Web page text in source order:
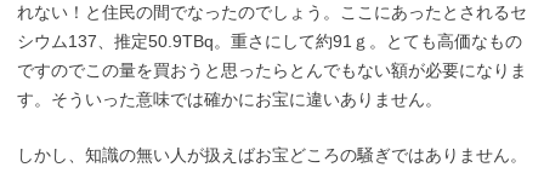
れない！と住民の間でなったのでしょう。ここにあったとされるセ
シウム137、推定50.9TBq。重さにして約91ｇ。とても高価なもの
ですのでこの量を買おうと思ったらとんでもない額が必要になりま
す。そういった意味では確かにお宝に違いありません。
しかし、知識の無い人が扱えばお宝どころの騒ぎではありません。